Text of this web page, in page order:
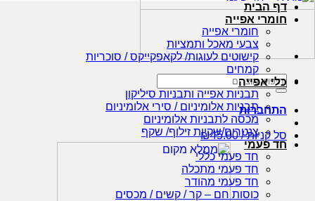
/
₪45.00
אפייה
חומרי אפייה
צבעי מאכל ותמציות
קישוטים לעוגות/ לקאפקייקס / סוכריות
קמחים
אפייה
תבניות אפייה ותבניות סיליקון
תבניות אלומיניום / סירי אלומיניום
מכסה לתבניות אלומיניום
צנטרים/שקיות זילוף/ שקף
חד פעמי כללי
חד פעמי מתכלה
חד פעמי מהודר
כוסות חם – קר / קשים / מכסים